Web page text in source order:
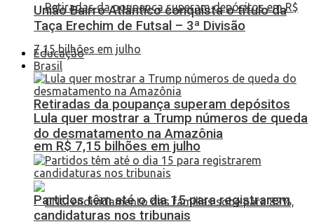
Retiradas da poupança superam depósitos
em R$ 7,15 bilhões em julho
União Bairro Atlântico conquista o título da
Taça Erechim de Futsal – 3ª Divisão
Educação
Brasil
Lula quer mostrar a Trump números de queda
do desmatamento na Amazônia
Partidos têm até o dia 15 para registrarem
candidaturas nos tribunais